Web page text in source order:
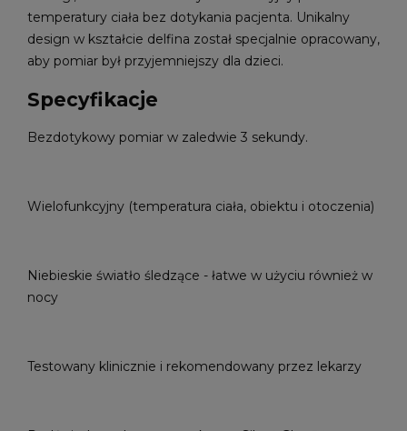
temperatury ciała bez dotykania pacjenta. Unikalny
design w kształcie delfina został specjalnie opracowany,
aby pomiar był przyjemniejszy dla dzieci.
Specyfikacje
Bezdotykowy pomiar w zaledwie 3 sekundy.
Wielofunkcyjny (temperatura ciała, obiektu i otoczenia)
Niebieskie światło śledzące - łatwe w użyciu również w
nocy
Testowany klinicznie i rekomendowany przez lekarzy